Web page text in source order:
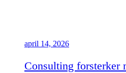
april 14, 2026
Consulting forsterker